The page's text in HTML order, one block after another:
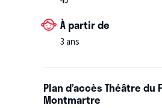
À partir de
3 ans
Plan d’accès Théâtre du
Montmartre